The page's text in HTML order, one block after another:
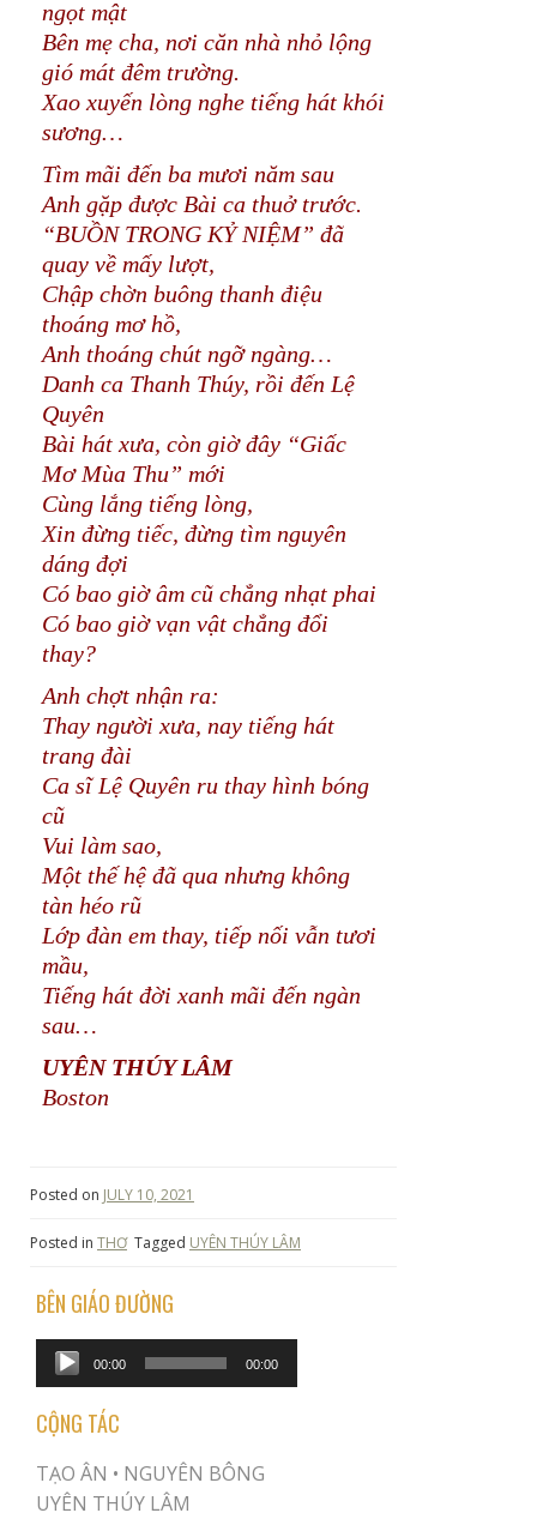
ngọt mật
Bên mẹ cha, nơi căn nhà nhỏ lộng
gió mát đêm trường.
Xao xuyến lòng nghe tiếng hát khói
sương…
Tìm mãi đến ba mươi năm sau
Anh gặp được Bài ca thuở trước.
“BUỒN TRONG KỶ NIỆM” đã
quay về mấy lượt,
Chập chờn buông thanh điệu
thoáng mơ hồ,
Anh thoáng chút ngỡ ngàng…
Danh ca Thanh Thúy, rồi đến Lệ
Quyên
Bài hát xưa, còn giờ đây “Giấc
Mơ Mùa Thu” mới
Cùng lắng tiếng lòng,
Xin đừng tiếc, đừng tìm nguyên
dáng đợi
Có bao giờ âm cũ chẳng nhạt phai
Có bao giờ vạn vật chẳng đổi
thay?
Anh chợt nhận ra:
Thay người xưa, nay tiếng hát
trang đài
Ca sĩ Lệ Quyên ru thay hình bóng
cũ
Vui làm sao,
Một thế hệ đã qua nhưng không
tàn héo rũ
Lớp đàn em thay, tiếp nối vẫn tươi
mầu,
Tiếng hát đời xanh mãi đến ngàn
sau…
UYÊN THÚY LÂM
Boston
Posted on JULY 10, 2021
Posted in THƠ Tagged UYÊN THÚY LÂM
BÊN GIÁO ĐƯỜNG
Audio
Player
00:00 00:00
CỘNG TÁC
TẠO ÂN • NGUYÊN BÔNG
UYÊN THÚY LÂM